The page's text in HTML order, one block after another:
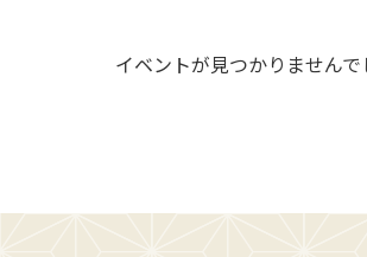
イベントが見つかりませんで